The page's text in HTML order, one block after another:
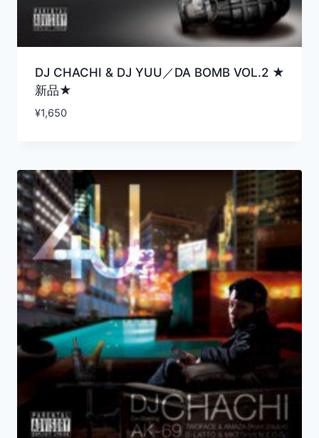
DJ CHACHI & DJ YUU／DA BOMB VOL.2 ★
新品★
¥1,650